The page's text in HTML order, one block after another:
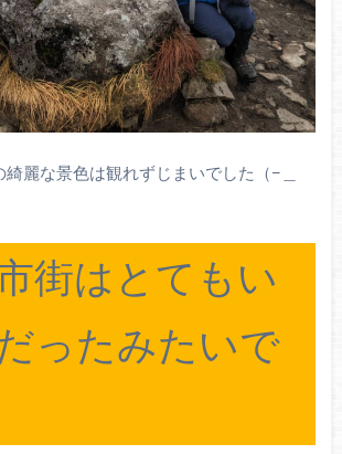
麗な景色は観れずじまいでした（−＿
街はとてもい
ったみたいで